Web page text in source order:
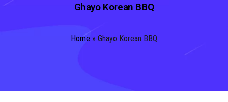
Ghayo Korean BBQ
Home » Ghayo Korean BBQ